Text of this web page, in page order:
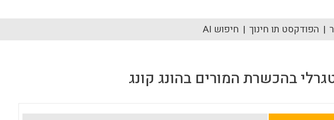
הפודקסט תו חינוך חיפוש AI
בהכשרת המורים בהונג קונג